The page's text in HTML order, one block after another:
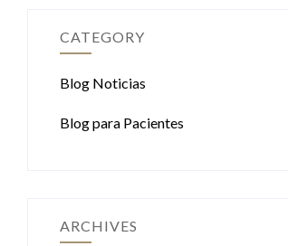
CATEGORY
Blog Noticias
Blog para Pacientes
ARCHIVES